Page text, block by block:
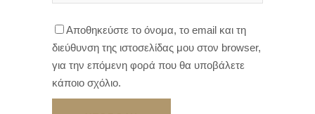
Αποθηκεύστε το όνομα, το email και τη
διεύθυνση της ιστοσελίδας μου στον browser,
για την επόμενη φορά που θα υποβάλετε
κάποιο σχόλιο.